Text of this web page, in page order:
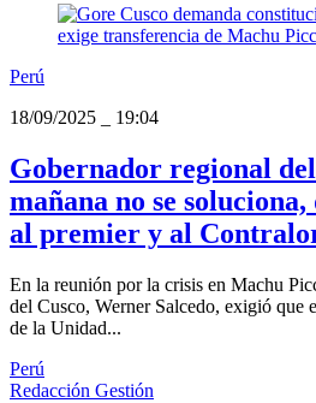
Perú
18/09/2025
19:04
Gobernador regional
mañana no se soluciona,
al premier y al
En la reunión por la crisis en Machu
del Cusco, Werner Salcedo, exigió que
de la Unidad...
Perú
Redacción Gestión